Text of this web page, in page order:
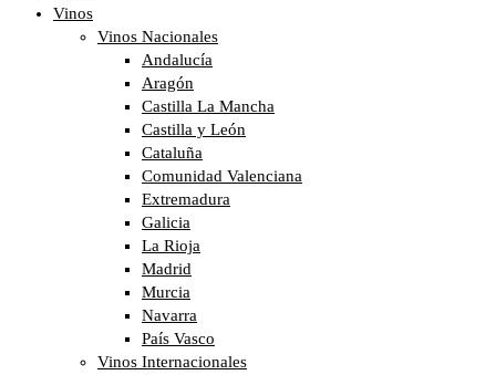
Vinos
Vinos Nacionales
Andalucía
Aragón
Castilla La Mancha
Castilla y León
Cataluña
Comunidad Valenciana
Extremadura
Galicia
La Rioja
Madrid
Murcia
Navarra
País Vasco
Vinos Internacionales